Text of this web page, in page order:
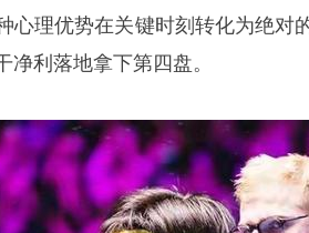
心理优势在关键时刻转化为绝对
净利落地拿下第四盘。